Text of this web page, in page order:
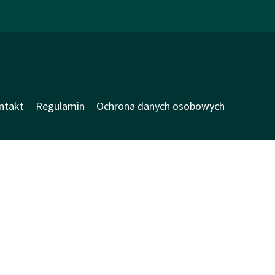
Regulamin Ochrona danych osobowych